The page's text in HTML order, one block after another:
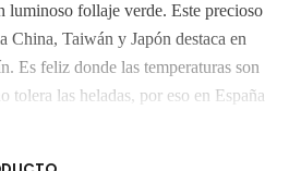
luminoso follaje verde. Este precioso
China, Taiwán y Japón destaca en
Es feliz donde las temperaturas son
tolera las heladas, por eso en España